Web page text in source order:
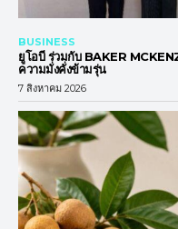
BUSINESS
ยูโอบี ร่วมกับ BAKER
ความมั่งคั่งข้ามรุ่น
7 สิงหาคม 2026